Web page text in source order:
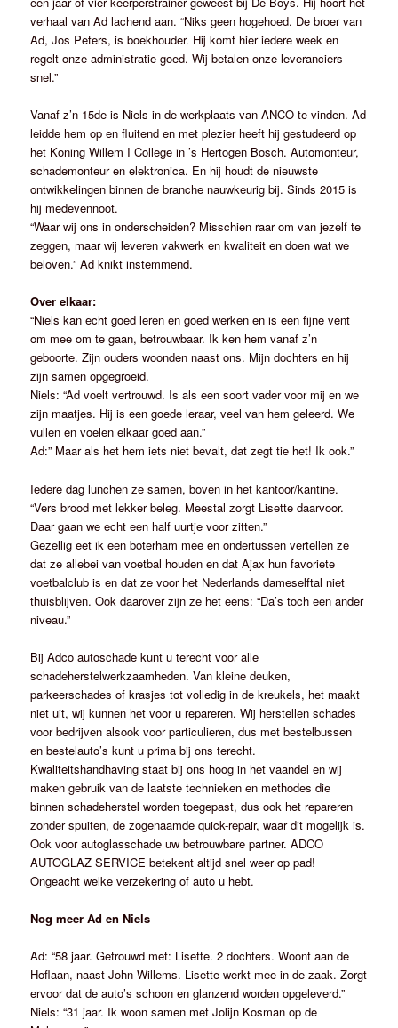
verhaal van Ad lachend aan. “Niks geen hogehoed. De broer van
Ad, Jos Peters, is boekhouder. Hij komt hier iedere week en
regelt onze administratie goed. Wij betalen onze leveranciers
snel.”
Vanaf z’n 15de is Niels in de werkplaats van ANCO te vinden. Ad
leidde hem op en fluitend en met plezier heeft hij gestudeerd op
het Koning Willem I College in ’s Hertogen Bosch. Automonteur,
schademonteur en elektronica. En hij houdt de nieuwste
ontwikkelingen binnen de branche nauwkeurig bij. Sinds 2015 is
hij medevennoot.
“Waar wij ons in onderscheiden? Misschien raar om van jezelf te
zeggen, maar wij leveren vakwerk en kwaliteit en doen wat we
beloven.” Ad knikt instemmend.
Over elkaar:
“Niels kan echt goed leren en goed werken en is een fijne vent
om mee om te gaan, betrouwbaar. Ik ken hem vanaf z’n
geboorte. Zijn ouders woonden naast ons. Mijn dochters en hij
zijn samen opgegroeid.
Niels: “Ad voelt vertrouwd. Is als een soort vader voor mij en we
zijn maatjes. Hij is een goede leraar, veel van hem geleerd. We
vullen en voelen elkaar goed aan.”
Ad:” Maar als het hem iets niet bevalt, dat zegt tie het! Ik ook.”
Iedere dag lunchen ze samen, boven in het kantoor/kantine.
“Vers brood met lekker beleg. Meestal zorgt Lisette daarvoor.
Daar gaan we echt een half uurtje voor zitten.”
Gezellig eet ik een boterham mee en ondertussen vertellen ze
dat ze allebei van voetbal houden en dat Ajax hun favoriete
voetbalclub is en dat ze voor het Nederlands dameselftal niet
thuisblijven. Ook daarover zijn ze het eens: “Da’s toch een ander
niveau.”
Bij Adco autoschade kunt u terecht voor alle
schadeherstelwerkzaamheden. Van kleine deuken,
parkeerschades of krasjes tot volledig in de kreukels, het maakt
niet uit, wij kunnen het voor u repareren. Wij herstellen schades
voor bedrijven alsook voor particulieren, dus met bestelbussen
en bestelauto’s kunt u prima bij ons terecht.
Kwaliteitshandhaving staat bij ons hoog in het vaandel en wij
maken gebruik van de laatste technieken en methodes die
binnen schadeherstel worden toegepast, dus ook het repareren
zonder spuiten, de zogenaamde quick-repair, waar dit mogelijk is.
Ook voor autoglasschade uw betrouwbare partner. ADCO
AUTOGLAZ SERVICE betekent altijd snel weer op pad!
Ongeacht welke verzekering of auto u hebt.
Nog meer Ad en Niels
Ad: “58 jaar. Getrouwd met: Lisette. 2 dochters. Woont aan de
Hoflaan, naast John Willems. Lisette werkt mee in de zaak. Zorgt
ervoor dat de auto’s schoon en glanzend worden opgeleverd.”
Niels: “31 jaar. Ik woon samen met Jolijn Kosman op de